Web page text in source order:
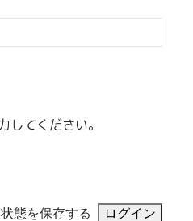
してください。
態を保存する